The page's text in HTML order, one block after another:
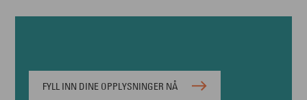
FYLL INN DINE OPPLYSNINGER NÅ